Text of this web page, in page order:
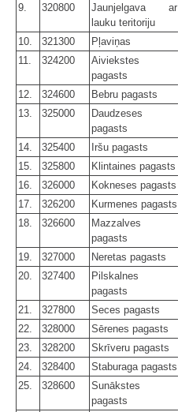
9. 320800
Jaunjelgava ar
lauku teritoriju
10. 321300 Pļaviņas
11.
324200
Aiviekstes
pagasts
12. 324600 Bebru pagasts
13.
325000
Daudzeses
pagasts
14. 325400 Iršu pagasts
15.
325800 Klintaines pagasts
16.
326000 Kokneses pagasts
17.
326200 Kurmenes pagasts
18.
326600
Mazzalves
pagasts
19. 327000 Neretas pagasts
20.
327400
Pilskalnes
pagasts
21. 327800 Seces pagasts
22.
328000 Sērenes pagasts
23.
328200 Skrīveru pagasts
24.
328400 Staburaga pagasts
25.
328600
Sunākstes
pagasts